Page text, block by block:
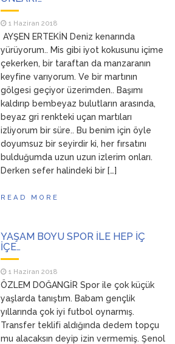
1 Haziran 2018
AYŞEN ERTEKİN Deniz kenarında
yürüyorum.. Mis gibi iyot kokusunu içime
çekerken, bir taraftan da manzaranın
keyfine varıyorum. Ve bir martının
gölgesi geçiyor üzerimden.. Başımı
kaldırıp bembeyaz bulutların arasında,
beyaz gri renkteki uçan martıları
izliyorum bir süre.. Bu benim için öyle
doyumsuz bir seyirdir ki, her fırsatını
bulduğumda uzun uzun izlerim onları.
Derken sefer halindeki bir […]
READ MORE
YAŞAM BOYU SPOR İLE HEP İÇ
İÇE…
1 Haziran 2018
ÖZLEM DOĞANGİR Spor ile çok küçük
yaşlarda tanıştım. Babam gençlik
yıllarında çok iyi futbol oynarmış.
Transfer teklifi aldığında dedem topçu
mu alacaksın deyip izin vermemiş. Şenol